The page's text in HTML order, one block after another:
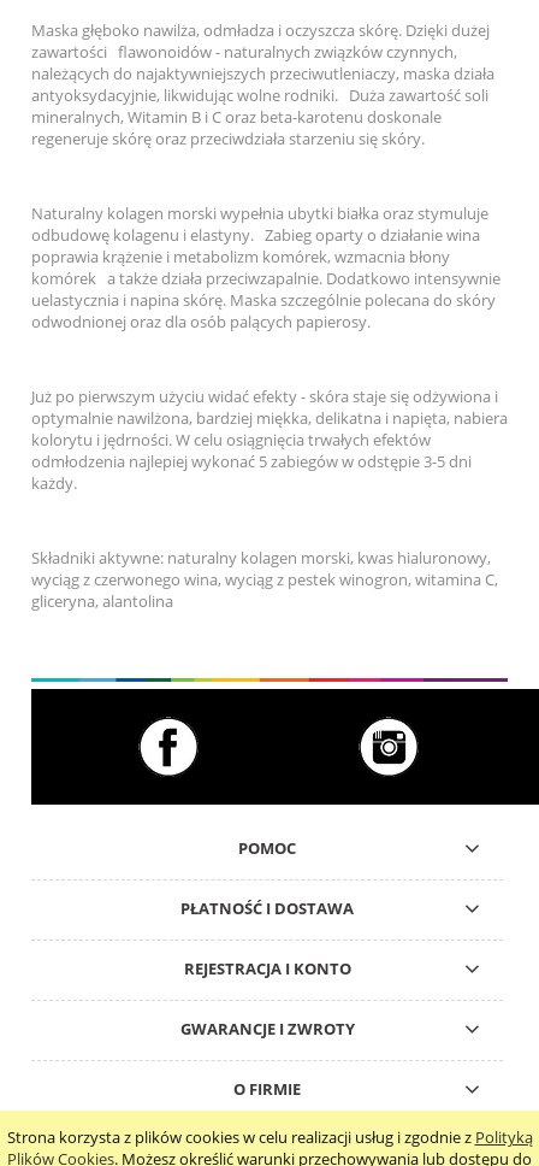
Strona korzysta z plików cookies w celu realizacji usług i zgodnie z Polityką
Plików Cookies. Możesz określić warunki przechowywania lub dostępu do
Maska głęboko nawilża, odmładza i oczyszcza skórę. Dzięki dużej
zawartości flawonoidów - naturalnych związków czynnych,
należących do najaktywniejszych przeciwutleniaczy, maska działa
antyoksydacyjnie, likwidując wolne rodniki. Duża zawartość soli
mineralnych, Witamin B i C oraz beta-karotenu doskonale
regeneruje skórę oraz przeciwdziała starzeniu się skóry.
Naturalny kolagen morski wypełnia ubytki białka oraz stymuluje
odbudowę kolagenu i elastyny. Zabieg oparty o działanie wina
poprawia krążenie i metabolizm komórek, wzmacnia błony
komórek a także działa przeciwzapalnie. Dodatkowo intensywnie
uelastycznia i napina skórę. Maska szczególnie polecana do skóry
odwodnionej oraz dla osób palących papierosy.
Już po pierwszym użyciu widać efekty - skóra staje się odżywiona i
optymalnie nawilżona, bardziej miękka, delikatna i napięta, nabiera
kolorytu i jędrności. W celu osiągnięcia trwałych efektów
odmłodzenia najlepiej wykonać 5 zabiegów w odstępie 3-5 dni
każdy.
Składniki aktywne: naturalny kolagen morski, kwas hialuronowy,
wyciąg z czerwonego wina, wyciąg z pestek winogron, witamina C,
gliceryna, alantolina
POMOC
PŁATNOŚĆ I DOSTAWA
REJESTRACJA I KONTO
GWARANCJE I ZWROTY
O FIRMIE
pokaż pełną wersję strony